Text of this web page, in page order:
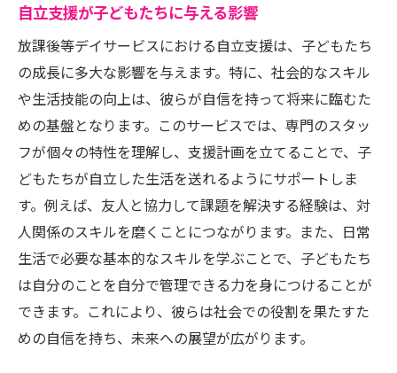
放課後等デイサービスの実際の活動例
自立支援を目指す東京都の放課後等デイサービ
スの新しいステップ
新しいプログラム導入の背景
自立支援のための最新の取り組み
成功事例から学ぶ効果的な支援
未来を見据えた新しいアプローチ
利用者の声を反映したプログラム作り
持続可能な自立支援のための戦略
子どもたちの未来を築く東京都の放課後等デイ
サービス
未来を見据えたプランニング
自立支援が子どもたちに与える影響
放課後等デイサービスにおける自立支援は、子どもたち
の成長に多大な影響を与えます。特に、社会的なスキル
や生活技能の向上は、彼らが自信を持って将来に臨むた
めの基盤となります。このサービスでは、専門のスタッ
フが個々の特性を理解し、支援計画を立てることで、子
どもたちが自立した生活を送れるようにサポートしま
す。例えば、友人と協力して課題を解決する経験は、対
人関係のスキルを磨くことにつながります。また、日常
生活で必要な基本的なスキルを学ぶことで、子どもたち
は自分のことを自分で管理できる力を身につけることが
できます。これにより、彼らは社会での役割を果たすた
めの自信を持ち、未来への展望が広がります。